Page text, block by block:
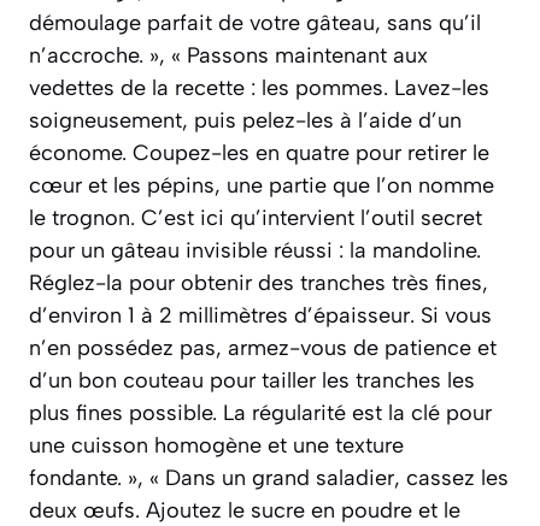
démoulage parfait de votre gâteau, sans qu’il
n’accroche. », « Passons maintenant aux
vedettes de la recette : les pommes. Lavez-les
soigneusement, puis pelez-les à l’aide d’un
économe. Coupez-les en quatre pour retirer le
cœur et les pépins, une partie que l’on nomme
le trognon. C’est ici qu’intervient l’outil secret
pour un gâteau invisible réussi : la mandoline.
Réglez-la pour obtenir des tranches très fines,
d’environ 1 à 2 millimètres d’épaisseur. Si vous
n’en possédez pas, armez-vous de patience et
d’un bon couteau pour tailler les tranches les
plus fines possible. La régularité est la clé pour
une cuisson homogène et une texture
fondante. », « Dans un grand saladier, cassez les
deux œufs. Ajoutez le sucre en poudre et le